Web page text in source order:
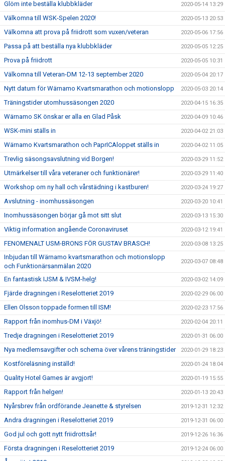
Glöm inte beställa klubbkläder 2020-05-14 13:29
Välkomna till WSK-Spelen 2020! 2020-05-13 20:53
Välkomna att prova på friidrott som vuxen/veteran 2020-05-06 17:56
Passa på att beställa nya klubbkläder 2020-05-05 12:25
Prova på friidrott 2020-05-05 10:31
Välkomna till Veteran-DM 12-13 september 2020 2020-05-04 20:17
Nytt datum för Wärnamo Kvartsmarathon och motionslopp 2020-05-03 20:14
Träningstider utomhussäsongen 2020 2020-04-15 16:35
Wärnamo SK önskar er alla en Glad Påsk 2020-04-09 10:46
WSK-mini ställs in 2020-04-02 21:03
Wärnamo Kvartsmarathon och PaprICAloppet ställs in 2020-04-02 11:05
Trevlig säsongsavslutning vid Borgen! 2020-03-29 11:52
Utmärkelser till våra veteraner och funktionärer! 2020-03-29 11:40
Workshop om ny hall och vårstädning i kastburen! 2020-03-24 19:27
Avslutning - inomhussäsongen 2020-03-20 10:41
Inomhussäsongen börjar gå mot sitt slut 2020-03-13 15:30
Viktig information angående Coronaviruset 2020-03-12 19:41
FENOMENALT USM-BRONS FÖR GUSTAV BRASCH! 2020-03-08 13:25
Inbjudan till Wärnamo kvartsmarathon och motionslopp
och Funktionärsanmälan 2020
2020-03-07 08:48
En fantastisk IJSM & IVSM-helg! 2020-03-02 14:09
Fjärde dragningen i Reselotteriet 2019 2020-02-29 06:00
Ellen Olsson toppade formen till ISM! 2020-02-23 17:56
Rapport från inomhus-DM i Växjö! 2020-02-04 20:11
Tredje dragningen i Reselotteriet 2019 2020-01-31 06:00
Nya medlemsavgifter och schema över vårens träningstider 2020-01-29 18:23
Kostföreläsning inställd! 2020-01-24 18:04
Quality Hotel Games är avgjort! 2020-01-19 15:55
Rapport från helgen! 2020-01-13 20:43
Nyårsbrev från ordförande Jeanette & styrelsen 2019-12-31 12:32
Andra dragningen i Reselotteriet 2019 2019-12-31 06:00
God jul och gott nytt friidrottsår! 2019-12-26 16:36
Första dragningen i Reselotteriet 2019 2019-12-24 06:00